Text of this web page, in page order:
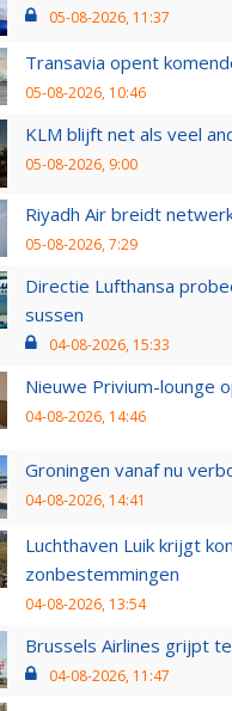
05-08-2026, 11:37
Transavia opent
05-08-2026, 10:46
KLM blijft net als veel
05-08-2026, 9:00
Riyadh Air breidt
05-08-2026, 7:29
Directie Lufthansa
sussen
04-08-2026, 15:33
Nieuwe Privium-lounge
04-08-2026, 14:46
Groningen vanaf nu
04-08-2026, 14:41
Luchthaven Luik krijgt
zonbestemmingen
04-08-2026, 13:54
Brussels Airlines grijpt
04-08-2026, 11:47